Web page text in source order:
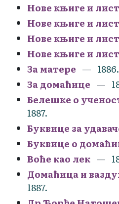
Нове књиге и
Нове књиге и
Нове књиге и
Нове књиге и
За матере
1886.
За домаћице
Белешке о
1887.
Буквице за
Буквице о
Воће као лек
Домаћица и
1887.